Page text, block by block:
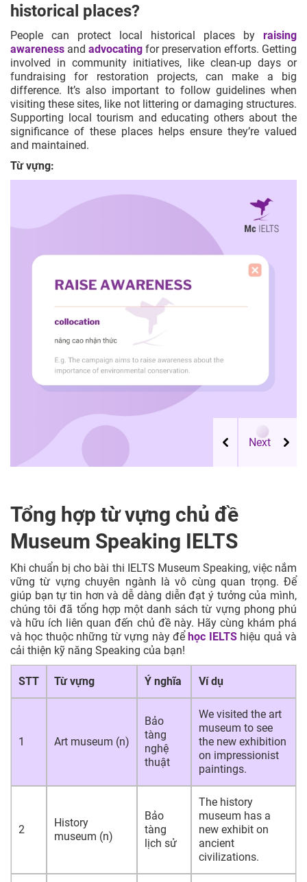
historical places?
People can protect local historical places by raising
awareness and advocating for preservation efforts. Getting
involved in community initiatives, like clean-up days or
fundraising for restoration projects, can make a big
difference. It’s also important to follow guidelines when
visiting these sites, like not littering or damaging structures.
Supporting local tourism and educating others about the
significance of these places helps ensure they’re valued
and maintained.
Từ vựng:
Tổng hợp từ vựng chủ đề
Museum Speaking IELTS
Khi chuẩn bị cho bài thi IELTS Museum Speaking, việc nắm
vững từ vựng chuyên ngành là vô cùng quan trọng. Để
giúp bạn tự tin hơn và dễ dàng diễn đạt ý tưởng của mình,
chúng tôi đã tổng hợp một danh sách từ vựng phong phú
và hữu ích liên quan đến chủ đề này. Hãy cùng khám phá
và học thuộc những từ vựng này đểhọc IELTShiệu quả và
cải thiện kỹ năng Speaking của bạn!
STT Từ vựng Ý nghĩa Ví dụ
1 Art museum (n)
Bảo
tàng
nghệ
thuật
We visited the art
museum to see
the new exhibition
on impressionist
paintings.
2
History
museum (n)
Bảo
tàng
lịch sử
The history
museum has a
new exhibit on
ancient
civilizations.